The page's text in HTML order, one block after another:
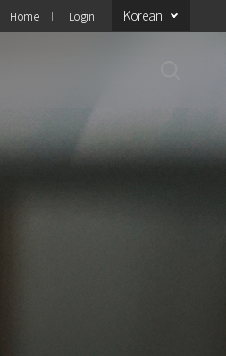
Home Login Korean